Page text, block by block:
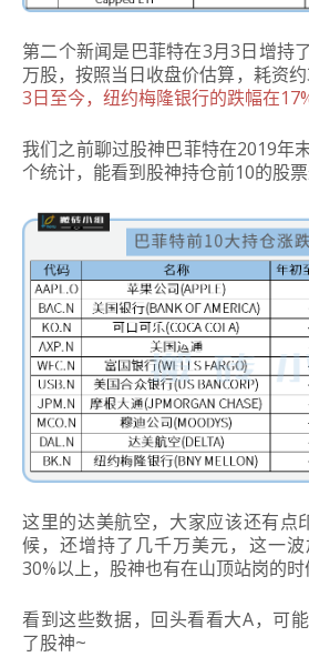
第二个新闻是巴菲特在3月3日增持
万股，按照当日收盘价估算，耗资约
3日至今，纽约梅隆银行的跌幅在
我们之前聊过股神巴菲特在2019年
个统计，能看到股神持仓前10的股票
这里的达美航空，大家应该还有点
候，还增持了几千万美元，这一
30%以上，股神也有在山顶站岗的时
看到这些数据，回头看看大A，可
了股神~